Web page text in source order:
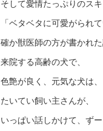
そして愛情たっぷりのス
「ベタベタに可愛がられ
確か獣医師の方が書かれた
来院する高齢の犬で、
色艶が良く、元気な犬は、
たいてい飼い主さんが、
いっぱい話しかけて、ず